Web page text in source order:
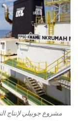
مشروع جوبيلي لإنتاج